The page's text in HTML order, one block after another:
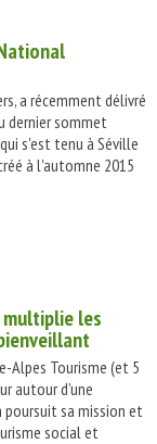
a récemment délivré
dernier sommet
s'est tenu à Séville
à l'automne 2015
les
Alpes Tourisme (et 5
autour d’une
sa mission et
social et